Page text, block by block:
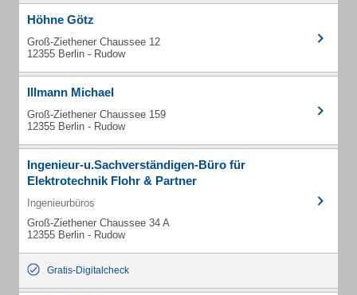
Höhne Götz
Groß-Ziethener Chaussee 12
12355 Berlin - Rudow
Illmann Michael
Groß-Ziethener Chaussee 159
12355 Berlin - Rudow
Ingenieur-u.Sachverständigen-Büro für
Elektrotechnik Flohr & Partner
Ingenieurbüros
Groß-Ziethener Chaussee 34 A
12355 Berlin - Rudow
Gratis-Digitalcheck